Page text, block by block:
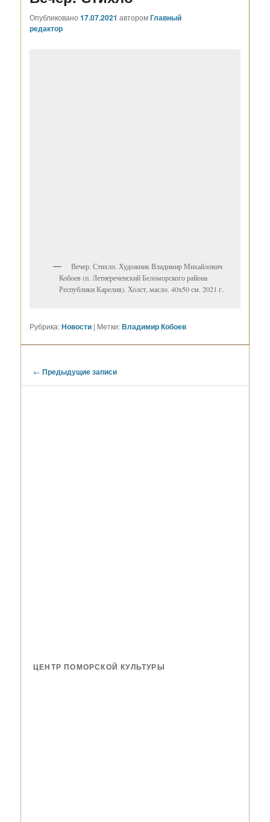
Опубликовано17.07.2021 авторомГлавный
редактор
Вечер. Стихло. Художник Владимир Михайлович
Кобоев (п. Летнереченский Беломорского района
Республики Карелия). Холст, масло. 40х50 см. 2021 г.
Рубрика:Новости | Метки:Владимир Кобоев
Навигация
по
← Предыдущие записи
ЦЕНТР ПОМОРСКОЙ КУЛЬТУРЫ